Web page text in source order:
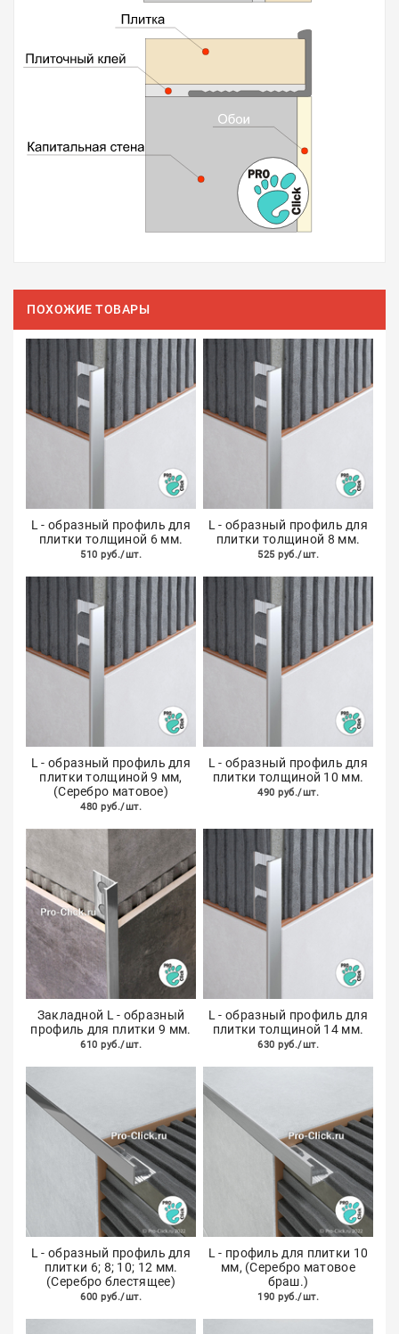
ПОХОЖИЕ ТОВАРЫ
L - образный профиль для
плитки толщиной 6 мм.
510 руб./шт.
L - образный профиль для
плитки толщиной 8 мм.
525 руб./шт.
L - образный профиль для
плитки толщиной 9 мм,
(Серебро матовое)
480 руб./шт.
L - образный профиль для
плитки толщиной 10 мм.
490 руб./шт.
Закладной L - образный
профиль для плитки 9 мм.
610 руб./шт.
L - образный профиль для
плитки толщиной 14 мм.
630 руб./шт.
L - образный профиль для
плитки 6; 8; 10; 12 мм.
(Серебро блестящее)
600 руб./шт.
L - профиль для плитки 10
мм, (Серебро матовое
браш.)
190 руб./шт.